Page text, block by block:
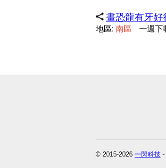
畫恐龍有牙
地區: 南區 一週下
© 2015-2026 一閃科技 -